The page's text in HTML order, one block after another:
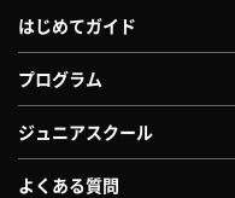
はじめてガイド
プログラム
ジュニアスクール
よくある質問